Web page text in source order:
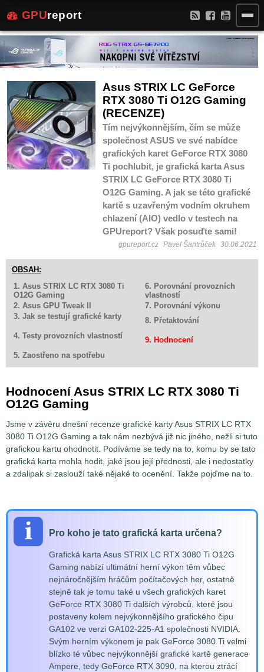
GPUreport
Asus STRIX LC GeForce
RTX 3080 Ti O12G Gaming
(RECENZE)
Tím nejvýkonnějším, čím se může
společnost ASUS ve své nabídce
grafických karet GeForce RTX 3080
Ti pochlubit, je grafická karta Asus
STRIX LC GeForce RTX 3080 Ti
O12G Gaming. A jak se této grafické
kartě s uzavřeným vodním okruhem
chlazení (AIO) vedlo v testech na
GPUreport? Však posuďte sami!
gpureport.cz Pavel Šantrůček 30.06.2021
OBSAH:
1. Asus STRIX LC RTX 3080 Ti
O12G Gaming
6. Porovnání provozních
vlastností
2. Asus GPU Tweak II
7. Porovnání výkonu
3. Jak se testují grafické karty
8. Přetaktování
4. Testy provozních vlastností
9. Hodnocení
5. Zaostřeno na spotřebu
Hodnocení Asus STRIX LC RTX 3080 Ti
O12G Gaming
Jsme v závěru dnešní recenze grafické karty Asus STRIX LC RTX
3080 Ti O12G Gaming a tak nám nezbývá již nic jiného, nežli si tuto
grafickou kartu ohodnotit. Podíváme se tedy na to, komu by se tato
grafická karta mohla hodit, jaké jsou její přednosti, ale i nedostatky
a zdalipak si zaslouží také nějaké to ocenění. Takže pojďme na to.
Pro koho je tato grafická karta určena?
Grafická karta Asus STRIX LC RTX 3080 Ti O12G
Gaming nabízí ultimátní herní výkon těm vůbec
nejnáročnějším hráčům počítačových her, ostatně
stejně tak je tomu také u všech grafických karet
GeForce RTX 3080 Ti dalších výrobců, které jsou
postaveny kolem nejvýkonnějšího grafického čipu
GA102 ve verzi GA102-225-A1 společnosti NVIDIA.
Svým herním výkonem je pak GeForce 3080 Ti velmi
blízko té vůbec nejvýkonnější grafické kartě generace
Ampere, tedy GeForce RTX 3090, na kterou ztrácí